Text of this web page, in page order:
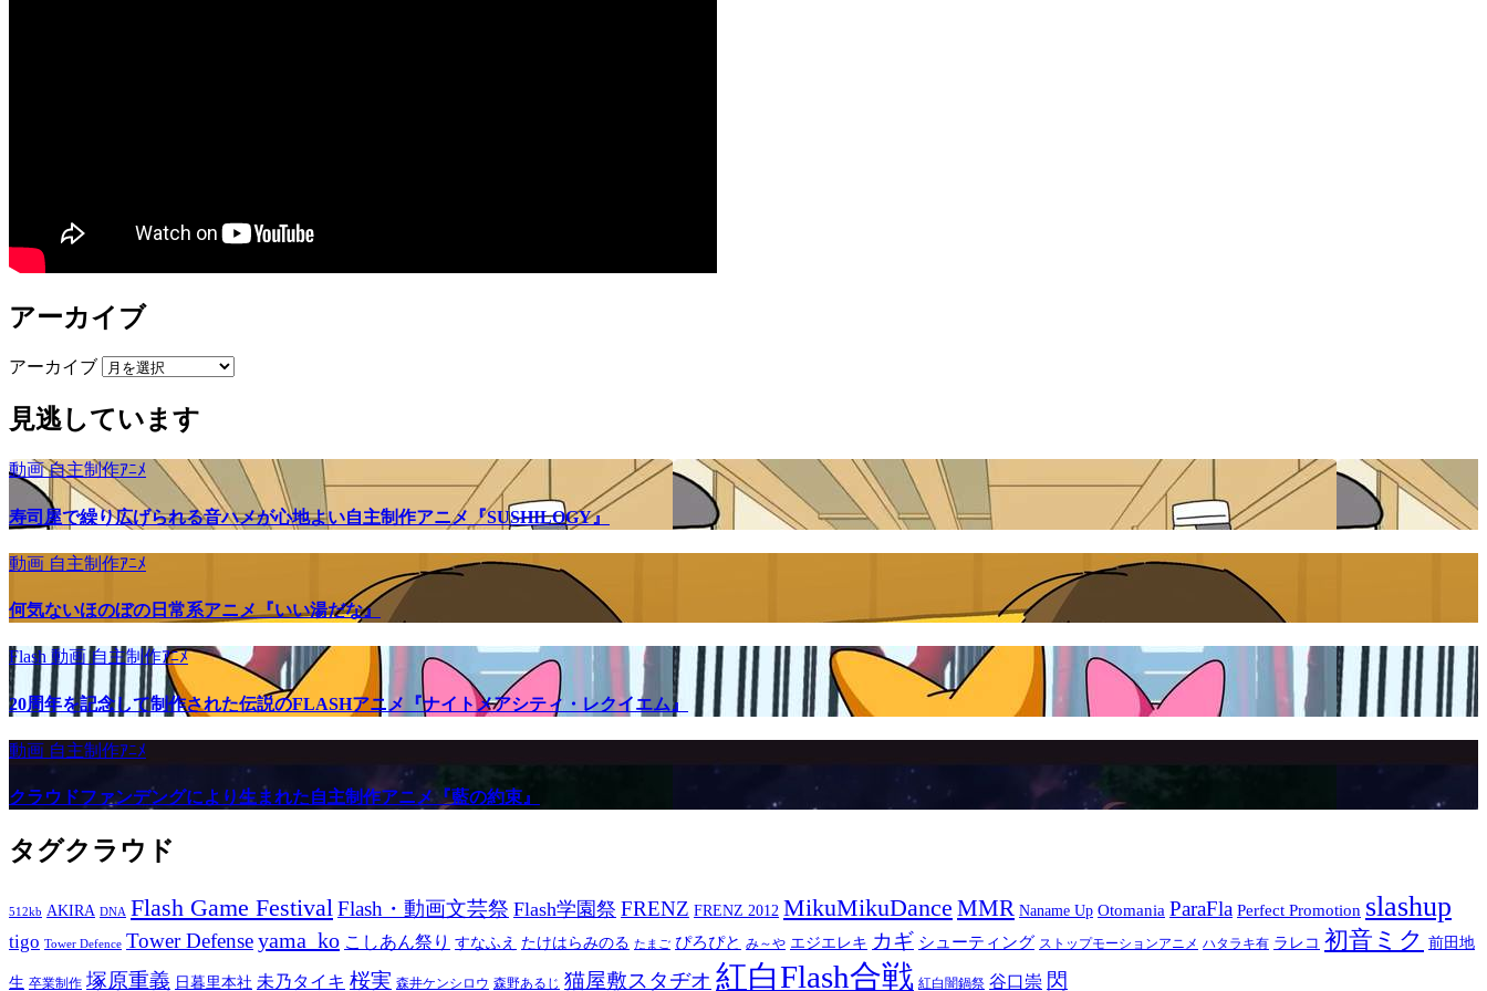
アーカイブ
アーカイブ
見逃しています
動画自主制作ｱﾆﾒ
寿司屋で繰り広げられる音ハメが心地よい自主制作アニメ『SUSHILOGY』
動画 自主制作ｱﾆﾒ
何気ないほのぼの日常系アニメ『いい湯だな』
Flash 動画自主制作ｱﾆﾒ
20周年を記念して制作された伝説のFLASHアニメ『ナイトメアシティ・レクイエム』
動画 自主制作ｱﾆﾒ
クラウドファンデングにより生まれた自主制作アニメ『藍の約束』
タグクラウド
512kb AKIRA DNA Flash Game FestivalFlash・動画文芸祭 Flash学園祭 FRENZ FRENZ 2012 MikuMikuDance MMR Naname Up Otomania ParaFla Perfect Promotion slashup
tigo Tower Defence Tower Defenseyama_ko こしあん祭り すなふえ たけはらみのる たまご ぴろぴと み～や エジエレキ カギ シューティング ストップモーションアニメ ハタラキ有 ラレコ 初音ミク 前田地
生 卒業制作 塚原重義 日暮里本社 未乃タイキ 桜実 森井ケンシロウ 森野あるじ 猫屋敷スタヂオ 紅白Flash合戦 紅白闇鍋祭 谷口崇 閃